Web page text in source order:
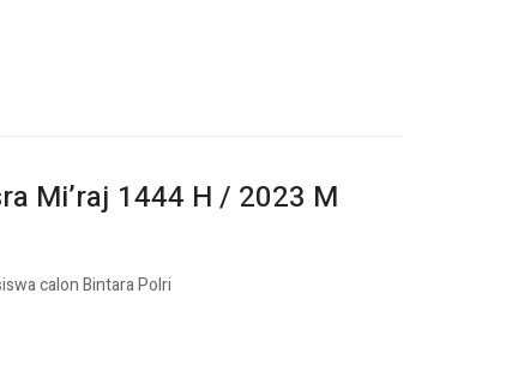
Mi’raj 1444 H / 2023 M
calon Bintara Polri